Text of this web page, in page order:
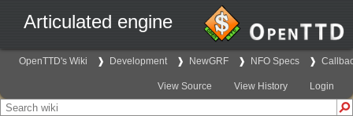
Articulated engine
OpenTTD's Wiki Development NewGRF NFO Specs
View Source View History Login